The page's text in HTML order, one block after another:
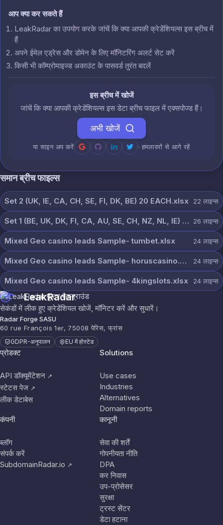
आप क्या कर सकते हैं
LeakRadar का उपयोग करके जांचें कि क्या आपकी क्रेडेंशियल्स इस ब्रीच में
हैं
अपने ईमेल एड्रेस और डोमेन के लिए मॉनिटरिंग अलर्ट सेट करें
किसी भी कॉम्प्रोमाइज्ड अकाउंट के पासवर्ड तुरंत बदलें
इस ब्रीच में खोजें
जांचें कि क्या आपकी क्रेडेंशियल्स इस डेटा ब्रीच फाइल में एक्सपोज्ड हैं।
अभी खोजें
या साइन अप करें · हमलावरों से आगे रहें
समान ब्रीच फाइल्स
Set 2 (UK, IE, CA, CH, SE, FI, DK, BE) 20 EACH.xlsx 22 लाइन्स
Set 1 (BE, UK, DK, FI, CA, AU, SE, CH, NZ, NL, IE) 20 each.xlsx 26 लाइन्स
Mixed Geo casino leads Sample- tumbet.xlsx 24 लाइन्स
Mixed Geo casino leads Sample- horuscasino.xlsx 24 लाइन्स
Mixed Geo casino leads Sample- 4kingslots.xlsx 24 लाइन्स
LeakRadar
सेकंडों में लीक हुए क्रेडेंशियल खोजें, मॉनिटर करें और सुधारें।
Radar Forge SASU
60 rue François 1er, 75008 पेरिस, फ्रांस
GDPR-अनुपालन EU में होस्टेड
प्रोडक्ट
API डॉक्यूमेंटेशन ↗
स्टेटस पेज ↗
लीक डेटाबेस
Solutions
Use cases
Industries
Alternatives
Domain reports
कंपनी
ब्लॉग
संपर्क करें
SubdomainRadar.io ↗
कानूनी
सेवा की शर्तें
गोपनीयता नीति
DPA
कर निवास
उप-प्रोसेसर
सुरक्षा
ट्रस्ट सेंटर
डेटा हटाना